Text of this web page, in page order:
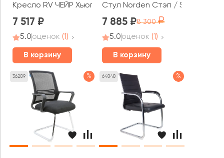
Кресло RV ЧЕЙР Хьюго / Hugo (6002-3)
7 517
5.0оценок (1)
В корзину
Стул Norden Стэп / Step
7 885 8 300
5.0оценок (1)
В корзину
36209 % 64848 %